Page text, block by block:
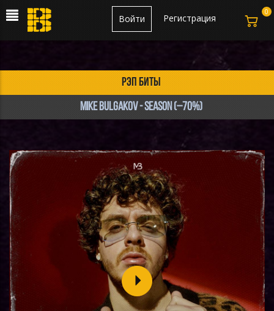
Регистрация
Войти
рэп биты
Mike Bulgakov - Season (–70%)
0